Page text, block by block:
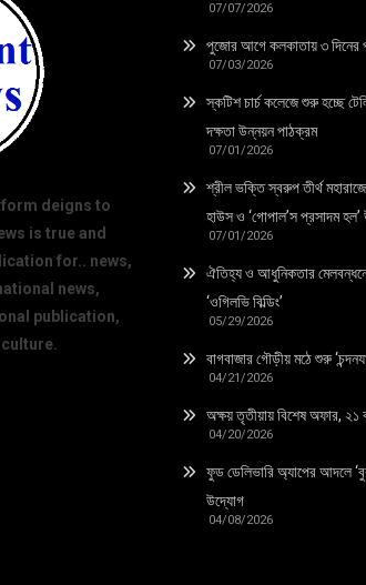
deigns to
is true and
for.. news,
news,
publication,
07/07/2026
পুজোর আগে কলকাতায় ৩ দিনের
07/03/2026
স্কটিশ চার্চ কলেজে শুরু হচ্ছে
দক্ষতা উন্নয়ন পাঠক্রম
07/01/2026
শ্রীল ভক্তি স্বরুপ তীর্থ
হাউস ও ‘গোপাল’স প্রসাদম
07/01/2026
ঐতিহ্য ও আধুনিকতার
‘ওগিলভি বিল্ডিং’
05/29/2026
বাগবাজার গৌড়ীয় মঠে শুরু
04/21/2026
অক্ষয় তৃতীয়ায় বিশেষ অফার, ২১
04/20/2026
ফুড ডেলিভারি অ্যাপের আদলে
উদ্যোগ
04/08/2026